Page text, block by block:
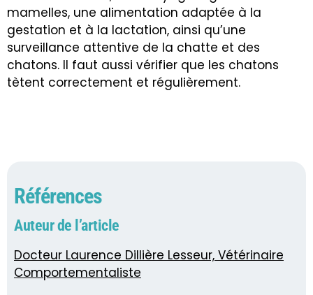
mamelles, une alimentation adaptée à la
gestation et à la lactation, ainsi qu’une
surveillance attentive de la chatte et des
chatons. Il faut aussi vérifier que les chatons
tètent correctement et régulièrement.
Références
Auteur de l’article
Docteur Laurence Dillière Lesseur, Vétérinaire
Comportementaliste